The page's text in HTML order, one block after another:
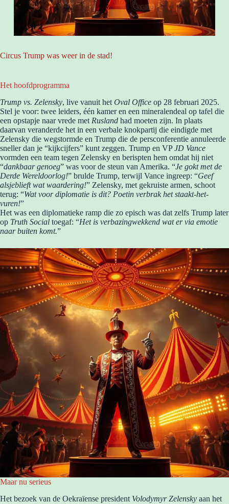
Circus Trump was weer in de stad!
Het hoofdprogramma
Trump vs. Zelensky, live vanuit het Oval Office op 28 februari 2025.
Stel je voor: twee leiders, één kamer en een mineralendeal op tafel die
een opstapje naar vrede met Rusland had moeten zijn. In plaats
daarvan veranderde het in een verbale knokpartij die eindigde met
Zelensky die wegstormde en Trump die de persconferentie annuleerde
sneller dan je “kijkcijfers” kunt zeggen. Trump en VPJD Vance
vormden een team tegen Zelensky en berispten hem omdat hij niet
“dankbaar genoeg” was voor de steun van Amerika. “Je gokt met de
Derde Wereldoorlog!” brulde Trump, terwijl Vance ingreep: “Geef
alsjeblieft wat waardering!” Zelensky, met gekruiste armen, schoot
terug: “Wat voor diplomatie is dit? Poetin verbrak het staakt-het-
vuren!”
Het was een diplomatieke ramp die zo episch was dat zelfs Trump later
op Truth Social toegaf: “Het is verbazingwekkend wat er via emotie
naar buiten komt.”
Maar nu serieus
Het bezoek van de Oekraïense president Volodymyr Zelensky aan het